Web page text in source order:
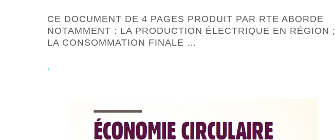
CE DOCUMENT DE 4 PAGES PRODUIT PAR RTE ABORDE
NOTAMMENT : LA PRODUCTION ÉLECTRIQUE EN RÉGION ;
LA CONSOMMATION FINALE …
+